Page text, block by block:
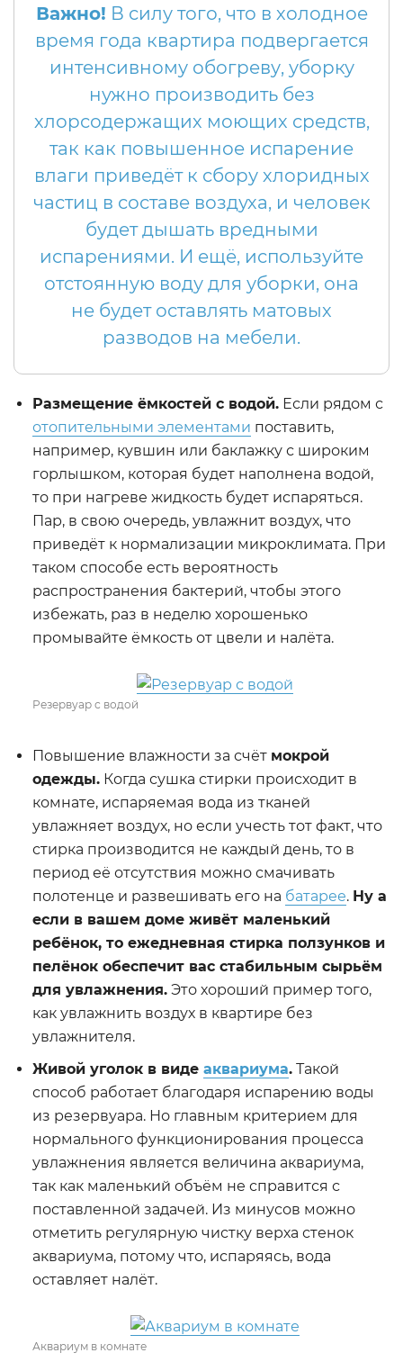
Важно! В силу того, что в холодное
время года квартира подвергается
интенсивному обогреву, уборку
нужно производить без
хлорсодержащих моющих средств,
так как повышенное испарение
влаги приведёт к сбору хлоридных
частиц в составе воздуха, и человек
будет дышать вредными
испарениями. И ещё, используйте
отстоянную воду для уборки, она
не будет оставлять матовых
разводов на мебели.
Размещение ёмкостей с водой. Если рядом с
отопительными элементами поставить,
например, кувшин или баклажку с широким
горлышком, которая будет наполнена водой,
то при нагреве жидкость будет испаряться.
Пар, в свою очередь, увлажнит воздух, что
приведёт к нормализации микроклимата. При
таком способе есть вероятность
распространения бактерий, чтобы этого
избежать, раз в неделю хорошенько
промывайте ёмкость от цвели и налёта.
Резервуар с водой
Повышение влажности за счёт мокрой
одежды. Когда сушка стирки происходит в
комнате, испаряемая вода из тканей
увлажняет воздух, но если учесть тот факт, что
стирка производится не каждый день, то в
период её отсутствия можно смачивать
полотенце и развешивать его на батарее. Ну а
если в вашем доме живёт маленький
ребёнок, то ежедневная стирка ползунков и
пелёнок обеспечит вас стабильным сырьём
для увлажнения. Это хороший пример того,
как увлажнить воздух в квартире без
увлажнителя.
Живой уголок в виде аквариума. Такой
способ работает благодаря испарению воды
из резервуара. Но главным критерием для
нормального функционирования процесса
увлажнения является величина аквариума,
так как маленький объём не справится с
поставленной задачей. Из минусов можно
отметить регулярную чистку верха стенок
аквариума, потому что, испаряясь, вода
оставляет налёт.
Аквариум в комнате